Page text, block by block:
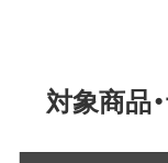
対象商品